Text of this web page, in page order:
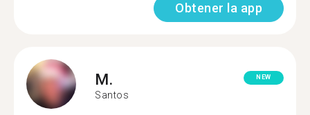
Obtener la app
M.
Santos
NEW